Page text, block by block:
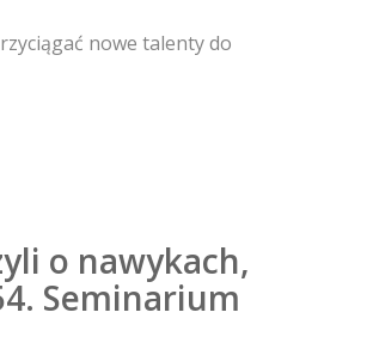
nowe talenty do
o nawykach,
Seminarium